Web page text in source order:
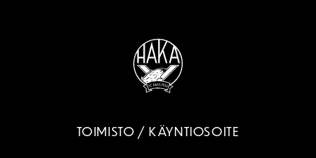
TOIMISTO / KÄYNTIOSOITE